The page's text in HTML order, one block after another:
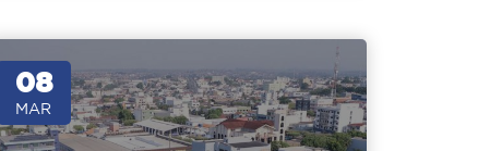
08
MAR